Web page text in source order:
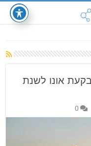
אונו לשנת
0